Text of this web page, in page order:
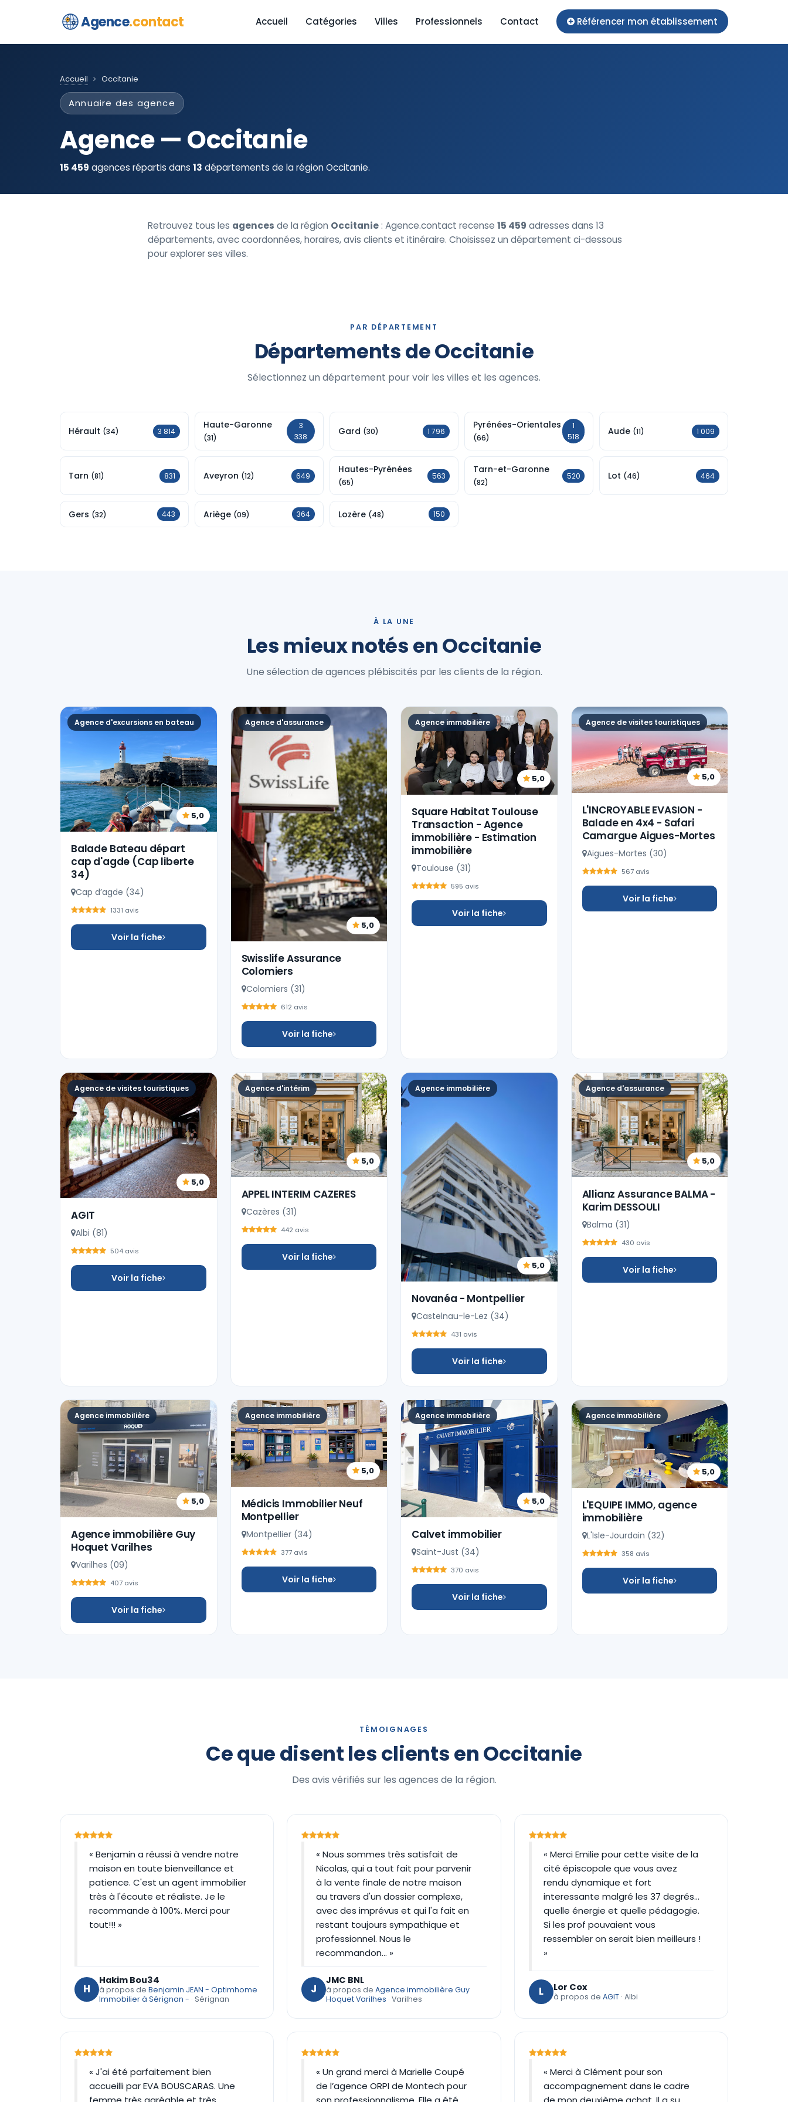
Agence.contact Accueil Catégories Villes Professionnels Contact Référencer mon établissement
Accueil Occitanie
Annuaire des agence
Agence — Occitanie
15 459 agences répartis dans 13 départements de la région Occitanie.
Retrouvez tous les agences de la région Occitanie: Agence.contact recense 15 459 adresses dans 13
départements, avec coordonnées, horaires, avis clients et itinéraire. Choisissez un département ci-dessous
pour explorer ses villes.
PAR DÉPARTEMENT
Départements de Occitanie
Sélectionnez un département pour voir les villes et les agences.
Hérault (34) 3 814
Haute-Garonne
(31)
3
338
Gard (30) 1 796
Pyrénées-Orientales
(66)
1
518
Aude (11) 1 009
Tarn (81) 831 Aveyron (12) 649
Hautes-Pyrénées
(65)
563
Tarn-et-Garonne
(82)
520 Lot (46) 464
Gers (32) 443 Ariège (09) 364 Lozère (48) 150
À LA UNE
Les mieux notés en Occitanie
Une sélection de agences plébiscités par les clients de la région.
Agence d'excursions en bateau
5,0
Balade Bateau départ
cap d'agde (Cap liberte
34)
Cap d’agde (34)
1331 avis
Voir la fiche
Agence d'assurance
5,0
Swisslife Assurance
Colomiers
Colomiers (31)
612 avis
Voir la fiche
Agence immobilière
5,0
Square Habitat Toulouse
Transaction - Agence
immobilière - Estimation
immobilière
Toulouse (31)
595 avis
Voir la fiche
Agence de visites touristiques
5,0
L'INCROYABLE EVASION -
Balade en 4x4 - Safari
Camargue Aigues-Mortes
Aigues-Mortes (30)
567 avis
Voir la fiche
Agence de visites touristiques
5,0
AGIT
Albi (81)
504 avis
Voir la fiche
Agence d'intérim
5,0
APPEL INTERIM CAZERES
Cazères (31)
442 avis
Voir la fiche
Agence immobilière
5,0
Novanéa - Montpellier
Castelnau-le-Lez (34)
431 avis
Voir la fiche
Agence d'assurance
5,0
Allianz Assurance BALMA -
Karim DESSOULI
Balma (31)
430 avis
Voir la fiche
Agence immobilière
5,0
Agence immobilière Guy
Hoquet Varilhes
Varilhes (09)
407 avis
Voir la fiche
Agence immobilière
5,0
Médicis Immobilier Neuf
Montpellier
Montpellier (34)
377 avis
Voir la fiche
Agence immobilière
5,0
Calvet immobilier
Saint-Just (34)
370 avis
Voir la fiche
Agence immobilière
5,0
L'EQUIPE IMMO, agence
immobilière
L'Isle-Jourdain (32)
358 avis
Voir la fiche
TÉMOIGNAGES
Ce que disent les clients en Occitanie
Des avis vérifiés sur les agences de la région.
« Benjamin a réussi à vendre notre
maison en toute bienveillance et
patience. C'est un agent immobilier
très à l'écoute et réaliste. Je le
recommande à 100%. Merci pour
tout!!! »
H
Hakim Bou34
à propos de Benjamin JEAN - Optimhome
Immobilier à Sérignan - · Sérignan
« Nous sommes très satisfait de
Nicolas, qui a tout fait pour parvenir
à la vente finale de notre maison
au travers d'un dossier complexe,
avec des imprévus et qui l'a fait en
restant toujours sympathique et
professionnel. Nous le
recommandon… »
J
JMC BNL
à propos deAgence immobilière Guy
Hoquet Varilhes · Varilhes
« Merci Emilie pour cette visite de la
cité épiscopale que vous avez
rendu dynamique et fort
interessante malgré les 37 degrés…
quelle énergie et quelle pédagogie.
Si les prof pouvaient vous
ressembler on serait bien meilleurs !
»
L Lor Cox
à propos de AGIT· Albi
« J'ai été parfaitement bien
accueilli par EVA BOUSCARAS. Une
« Un grand merci à Marielle Coupé
de l’agence ORPI de Montech pour
« Merci à Clément pour son
accompagnement dans le cadre